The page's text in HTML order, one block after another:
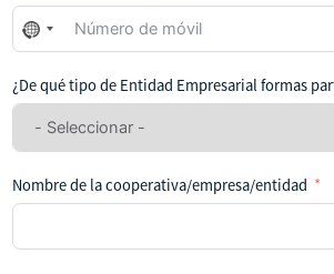
No
se
seleccionado
ningún
¿De qué tipo de Entidad Empresarial formas
Nombre de la cooperativa/empresa/entidad